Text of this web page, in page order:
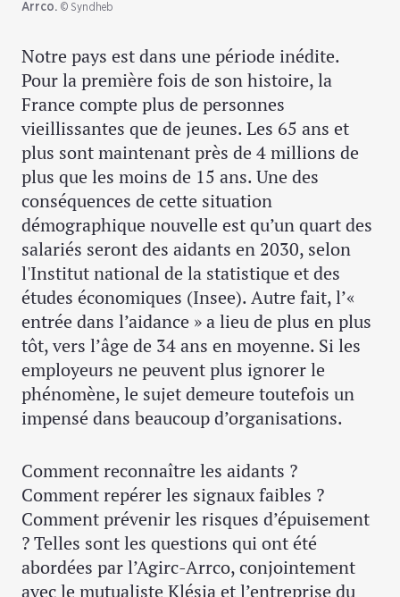
Arrco. © Syndheb
Notre pays est dans une période inédite.
Pour la première fois de son histoire, la
France compte plus de personnes
vieillissantes que de jeunes. Les 65 ans et
plus sont maintenant près de 4 millions de
plus que les moins de 15 ans. Une des
conséquences de cette situation
démographique nouvelle est qu’un quart des
salariés seront des aidants en 2030, selon
l'Institut national de la statistique et des
études économiques (Insee). Autre fait, l’«
entrée dans l’aidance » a lieu de plus en plus
tôt, vers l’âge de 34 ans en moyenne. Si les
employeurs ne peuvent plus ignorer le
phénomène, le sujet demeure toutefois un
impensé dans beaucoup d’organisations.
Comment reconnaître les aidants ?
Comment repérer les signaux faibles ?
Comment prévenir les risques d’épuisement
? Telles sont les questions qui ont été
abordées par l’Agirc-Arrco, conjointement
avec le mutualiste Klésia et l’entreprise du